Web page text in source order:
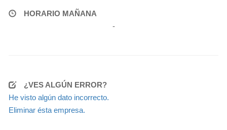
HORARIO MAÑANA
-
¿VES ALGÚN ERROR?
He visto algún dato incorrecto.
Eliminar ésta empresa.